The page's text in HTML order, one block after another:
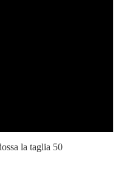
la taglia 50